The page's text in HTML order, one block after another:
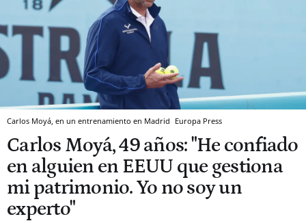
Carlos Moyá, en un entrenamiento en Madrid Europa Press
Carlos Moyá, 49 años: "He confiado
en alguien en EEUU que gestiona
mi patrimonio. Yo no soy un
experto"